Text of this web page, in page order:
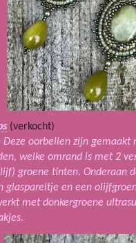
(verkocht)
oorbellen zijn gemaakt
welke omrand is met 2
groene tinten. Onderaan
glaspareltje en een
met donkergroene